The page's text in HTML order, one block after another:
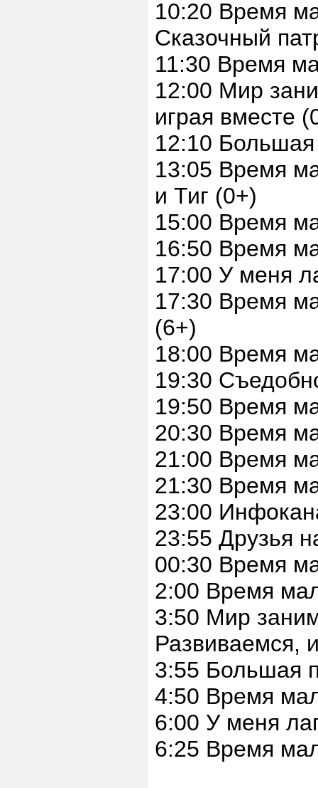
10:20 Время
Сказочный
11:30 Время
12:00 Мир
играя вместе
12:10
13:05 Время
и Тиг (0+)
15:00 Время
16:50 Время
17:00 У меня
17:30 Время
(6+)
18:00 Время
19:30
19:50 Время
20:30 Время
21:00 Время
21:30 Время
23:00
23:55 Друзья
00:30 Время
2:00 Время
3:50 Мир
Развиваемся,
3:55 Большая
4:50 Время
6:00 У меня
6:25 Время